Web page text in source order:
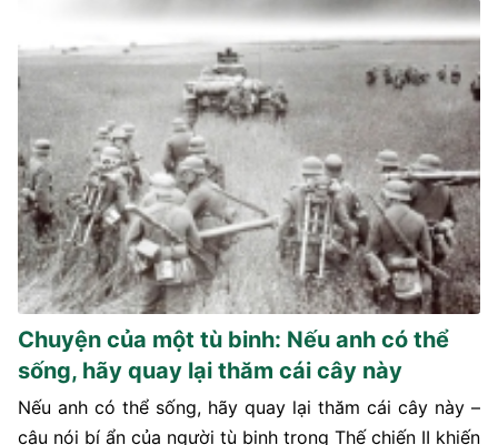
Chuyện của một tù binh: Nếu anh có thể
sống, hãy quay lại thăm cái cây này
Nếu anh có thể sống, hãy quay lại thăm cái cây này –
câu nói bí ẩn của người tù binh trong Thế chiến II khiến